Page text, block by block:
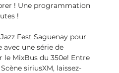
! Une programmation
!
Fest Saguenay pour
avec une série de
le MixBus du 350e! Entre
siriusXM, laissez-